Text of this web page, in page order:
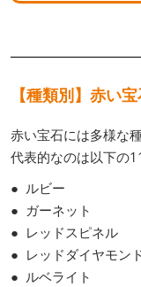
【種類別】赤い
赤い宝石には多様な
代表的なのは以下の
● ルビー
● ガーネット
● レッドスピネル
● レッドダイヤモン
● ルベライト